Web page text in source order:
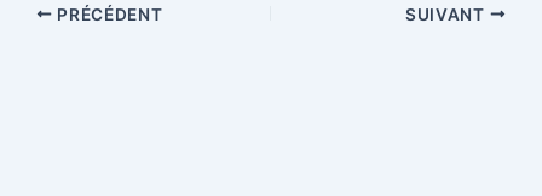
PRÉCÉDENT SUIVANT